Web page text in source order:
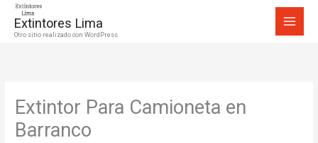
Extintores Lima
Otro sitio realizado con WordPress
Extintor Para Camioneta en
Barranco